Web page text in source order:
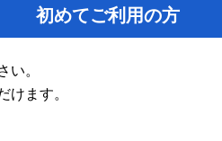
初めてご利用の方
い。
けます。